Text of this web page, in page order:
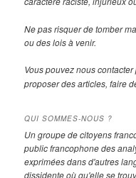
Ne pas risquer de tomber
ou des lois à venir.
Vous pouvez nous
proposer des articles, faire
QUI SOMMES-NOUS ?
Un groupe de citoyens
public francophone des
exprimées dans d'autres
dissidente où qu'elle se